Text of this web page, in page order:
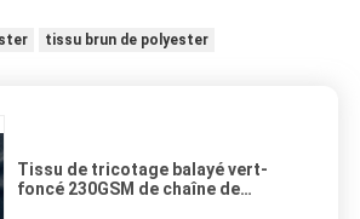
tissu brun de polyester
Tissu de tricotage balayé vert-
foncé 230GSM de chaîne de